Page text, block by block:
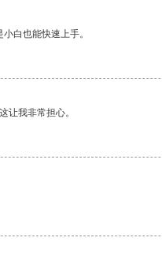
白也能快速上手。
让我非常担心。